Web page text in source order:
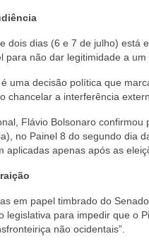
dois dias (6 e 7 de julho) está
para não dar legitimidade a
uma decisão política que
chancelar a interferência
Flávio Bolsonaro
no Painel 8 do segundo dia
aplicadas apenas após as
em papel timbrado do
legislativa para impedir que
não ocidentais”.